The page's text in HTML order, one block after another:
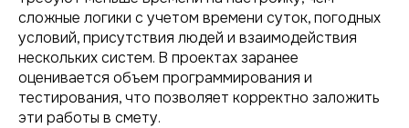
сложные логики с учетом времени суток, погодных
условий, присутствия людей и взаимодействия
нескольких систем. В проектах заранее
оценивается объем программирования и
тестирования, что позволяет корректно заложить
эти работы в смету.